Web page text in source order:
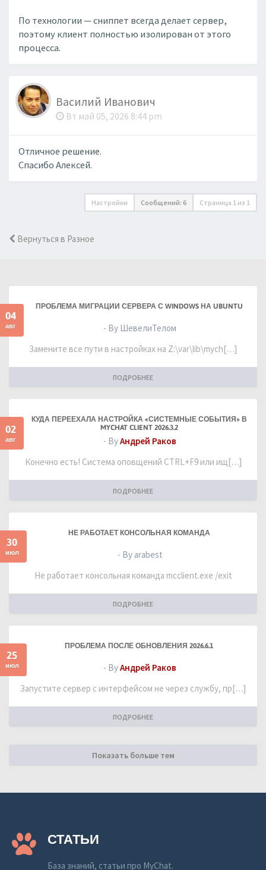
По технологии — сниппет всегда делает сервер,
поэтому клиент полностью изолирован от этого
процесса.
Василий Иванович
Вт май 05, 2026 8:44 pm
Отличное решение.
Спасибо Алексей.
Настройки Сообщений: 6 Страница 1 из 1
Вернуться в Разное
04
авг
ПРОБЛЕМА МИГРАЦИИ СЕРВЕРА С WINDOWS НА UBUNTU
- By ШевелиТелом
Замените все пути в настройках на Z:\var\lib\mych[…]
ПОДРОБНЕЕ
02
авг
КУДА ПЕРЕЕХАЛА НАСТРОЙКА «СИСТЕМНЫЕ СОБЫТИЯ» В
MYCHAT CLIENT 2026.3.2
- ByАндрей Раков
Конечно есть! Система оповщений CTRL+F9 или ищ[…]
ПОДРОБНЕЕ
30
июл
НЕ РАБОТАЕТ КОНСОЛЬНАЯ КОМАНДА
- By arabest
Не работает консольная команда mcclient.exe /exit
ПОДРОБНЕЕ
25
июл
ПРОБЛЕМА ПОСЛЕ ОБНОВЛЕНИЯ 2026.6.1
- ByАндрей Раков
Запустите сервер с интерфейсом не через службу, пр[…]
ПОДРОБНЕЕ
Показать больше тем
СТАТЬИ
База знаний, статьи про MyChat.